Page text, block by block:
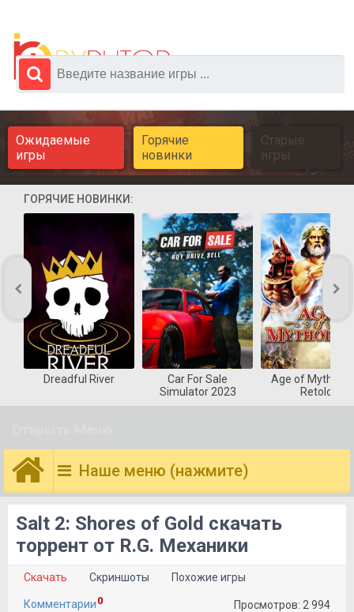
Ожидаемые
игры
Горячие
новинки
Старые
игры
ГОРЯЧИЕ НОВИНКИ:
Dreadful River
Car For Sale
Simulator 2023
Age of
Retold
Наше меню (нажмите)
Salt 2: Shores of Gold скачать
торрент от R.G. Механики
Скачать Скриншоты Похожие игры
Комментарии 0 Просмотров: 2 994